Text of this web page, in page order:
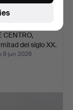
CENTRO,
del siglo XX.
9 jun 2026